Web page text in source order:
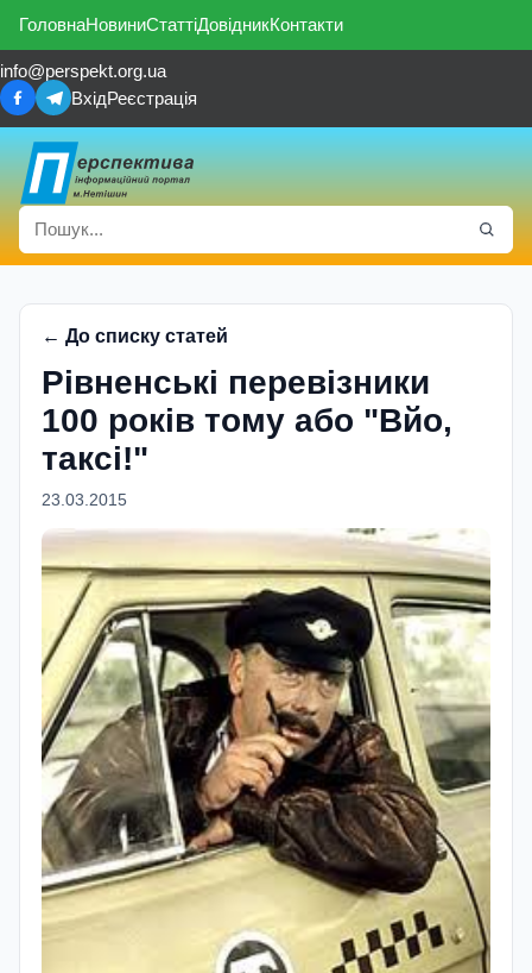
ГоловнаНовиниСтаттіДовідникКонтакти
info@perspekt.org.ua
ВхідРеєстрація
← До списку статей
Рівненські перевізники
100 років тому або "Вйо,
таксі!"
23.03.2015